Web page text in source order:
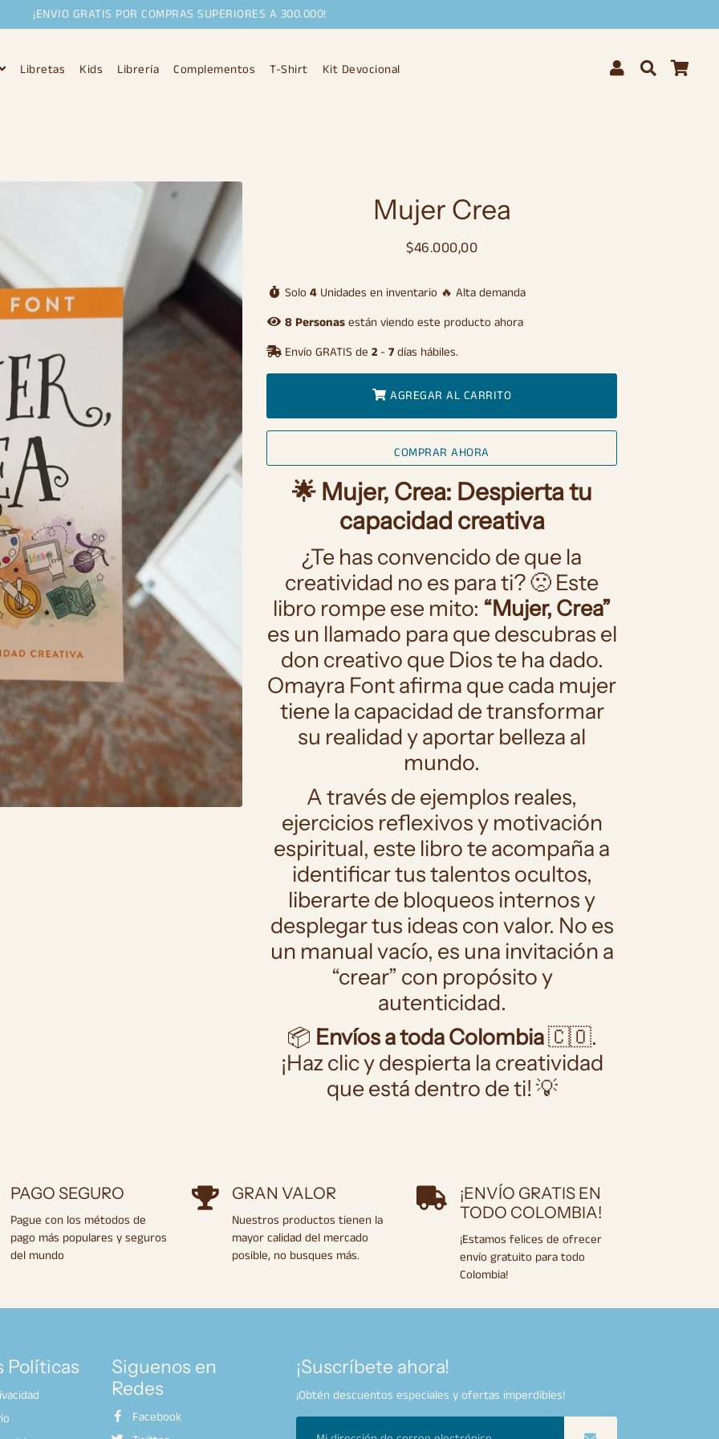
¡ENVIO GRATIS POR COMPRAS SUPERIORES A 300.000!
Libretas Kids Librería Complementos T-Shirt Kit Devocional IngresarBuscar
Mujer Crea
Precio
Precio
oferta
$46.000,00
Solo 4 Unidades en inventario 🔥 Alta demanda
8Personasestán viendo este producto ahora
Envío GRATIS de 2 - 7días hábiles.
AGREGAR AL CARRITO
COMPRAR AHORA
🌟 Mujer, Crea: Despierta tu
capacidad creativa
¿Te has convencido de que la
creatividad no es para ti? 🙁 Este
libro rompe ese mito: “Mujer, Crea”
es un llamado para que descubras el
don creativo que Dios te ha dado.
Omayra Font afirma que cada mujer
tiene la capacidad de transformar
su realidad y aportar belleza al
mundo.
A través de ejemplos reales,
ejercicios reflexivos y motivación
espiritual, este libro te acompaña a
identificar tus talentos ocultos,
liberarte de bloqueos internos y
desplegar tus ideas con valor. No es
un manual vacío, es una invitación a
“crear” con propósito y
autenticidad.
📦 Envíos a toda Colombia🇨🇴.
¡Haz clic y despierta la creatividad
que está dentro de ti! 💡
PAGO SEGURO
Pague con los métodos de
pago más populares y seguros
del mundo
GRAN VALOR
Nuestros productos tienen la
mayor calidad del mercado
posible, no busques más.
¡ENVÍO GRATIS EN
TODO COLOMBIA!
¡Estamos felices de ofrecer
envío gratuito para todo
Colombia!
Políticas
Siguenos en
Redes
Facebook
¡Suscríbete ahora!
¡Obtén descuentos especiales y ofertas imperdibles!
10% de descuento en tu primera
compra!
al finalizar tu compra.